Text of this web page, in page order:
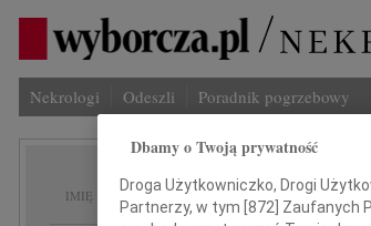
Nekrologi Odeszli Poradnik pogrzebowy
IMIĘ I NAZWISKO: Barbara
Dbamy o Twoją prywatność
Droga Użytkowniczko, Drogi
Partnerzy, w tym [872] Zaufanych